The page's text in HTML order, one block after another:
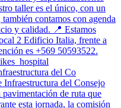
del Co